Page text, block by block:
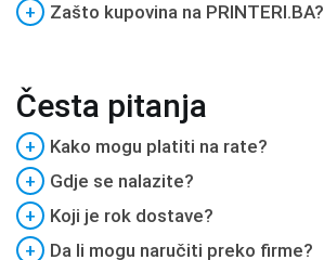
+
Zašto kupovina na PRINTERI.BA?
Česta pitanja
+
Kako mogu platiti na rate?
+
Gdje se nalazite?
+
Koji je rok dostave?
+
Da li mogu naručiti preko firme?